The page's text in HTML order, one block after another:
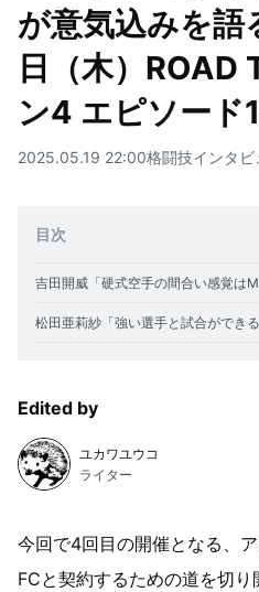
が意気込みを
日（木）ROAD
ン4 エピソード
2025.05.19 22:00格闘技インタビ
目次
Edited by
ユカワユウコ
ライター
今回で4回目の開催となる、
FCと契約するための道を切